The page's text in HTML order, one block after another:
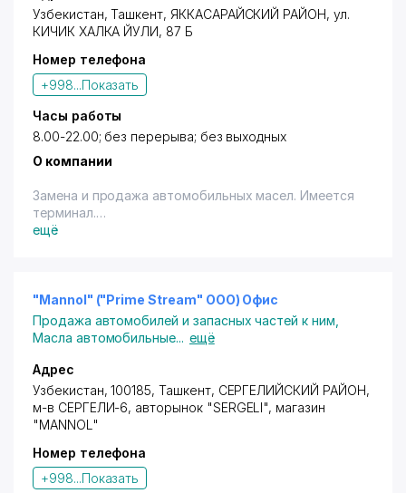
Cyclo, Hexen, Denso, GOLD, Oreon, DYF, Nomis, NGK,
OEM (General Motors), Mahle, Knecht, MANN Hammolt,
HANNA. Для постоянных клиентов действует
специальная система лояльности и акции. Форма
оплаты любая. Открыты для сотрудничества с
корпоративными клиентами.
Узбекистан,Ташкент, ЯККАСАРАЙСКИЙ РАЙОН, ул.
КИЧИК ХАЛКА ЙУЛИ, 87 Б
Номер телефона
+998...Показать
Часы работы
8.00-22.00; без перерыва; без выходных
О компании
Замена и продажа автомобильных масел. Имеется
терминал.
масел АКПП, Замена масел ГУР, Замена тормозных
колодок, Замена антифриза, Замена свечей
зажигания, Замена фильтрующих элементов
автомобиля, мелкий ремонт. Представлена
продукция брендов: BP, Castrol, Filtron, STARK,
Cyclo, Hexen, Denso, GOLD, Oreon, DYF, Nomis, NGK,
OEM (General Motors), Mahle, Knecht, MANN Hammolt,
HANNA. Для постоянных клиентов действует
оплаты любая. Открыты для сотрудничества с
корпоративными клиентами.
ещё
"Mannol" ("Prime Stream" OOO) Офис
Продажа автомобилей и запасных частей к ним
Масла автомобильные... ещё
Адрес
Узбекистан, 100185, Ташкент, СЕРГЕЛИЙСКИЙ РАЙОН,
м-в СЕРГЕЛИ-6, авторынок "SERGELI", магазин
"MANNOL"
Номер телефона
+998...Показать